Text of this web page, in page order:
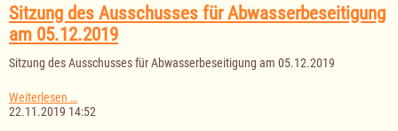
am
28.11.2019
Sitzung des Ausschusses für Abwasserbeseitigung
am 05.12.2019
Sitzung des Ausschusses für Abwasserbeseitigung am 05.12.2019
Weiterlesen …Sitzung
des
22.11.2019 14:52